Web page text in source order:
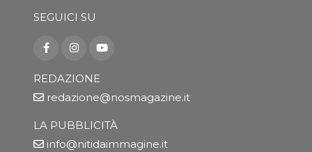
SEGUICI SU
REDAZIONE
redazione@nosmagazine.it
LA PUBBLICITÀ
info@nitidaimmagine.it